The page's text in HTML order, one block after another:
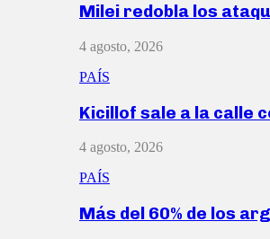
Milei redobla los
4 agosto, 2026
PAÍS
Kicillof sale a la calle
4 agosto, 2026
PAÍS
Más del 60% de los